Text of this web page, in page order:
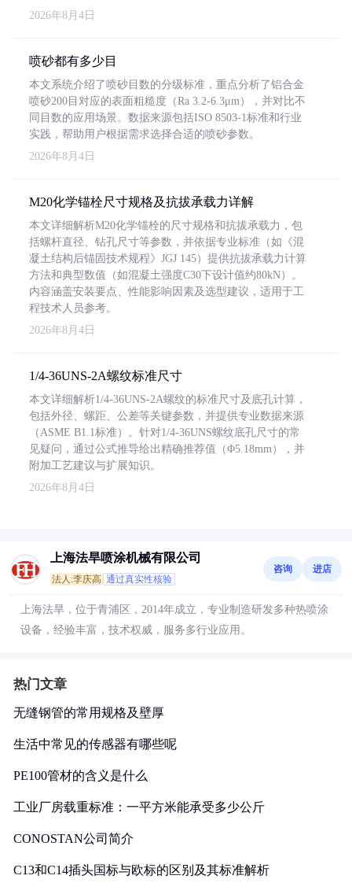
2026年8月4日
喷砂都有多少目
本文系统介绍了喷砂目数的分级标准，重点分析了铝合金
喷砂200目对应的表面粗糙度（Ra 3.2-6.3μm），并对比不
同目数的应用场景。数据来源包括ISO 8503-1标准和行业
实践，帮助用户根据需求选择合适的喷砂参数。
2026年8月4日
M20化学锚栓尺寸规格及抗拔承载力详解
本文详细解析M20化学锚栓的尺寸规格和抗拔承载力，包
括螺杆直径、钻孔尺寸等参数，并依据专业标准（如《混
凝土结构后锚固技术规程》JGJ 145）提供抗拔承载力计算
方法和典型数值（如混凝土强度C30下设计值约80kN）。
内容涵盖安装要点、性能影响因素及选型建议，适用于工
程技术人员参考。
2026年8月4日
1/4-36UNS-2A螺纹标准尺寸
本文详细解析1/4-36UNS-2A螺纹的标准尺寸及底孔计算，
包括外径、螺距、公差等关键参数，并提供专业数据来源
（ASME B1.1标准）。针对1/4-36UNS螺纹底孔尺寸的常
见疑问，通过公式推导给出精确推荐值（Φ5.18mm），并
附加工艺建议与扩展知识。
2026年8月4日
上海法旱喷涂机械有限公司
法人:李庆高 通过真实性核验
咨询 进店
上海法旱，位于青浦区，2014年成立，专业制造研发多种热喷涂
设备，经验丰富，技术权威，服务多行业应用。
热门文章
无缝钢管的常用规格及壁厚
生活中常见的传感器有哪些呢
PE100管材的含义是什么
工业厂房载重标准：一平方米能承受多少公斤
CONOSTAN公司简介
C13和C14插头国标与欧标的区别及其标准解析